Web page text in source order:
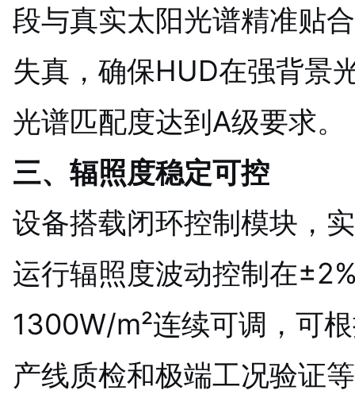
段与真实太阳光谱精准贴
失真，确保HUD在强背景
光谱匹配度达到A级要求。
三、辐照度稳定可控
设备搭载闭环控制模块，
运行辐照度波动控制在
1300W/m²连续可调，可
产线质检和极端工况验证